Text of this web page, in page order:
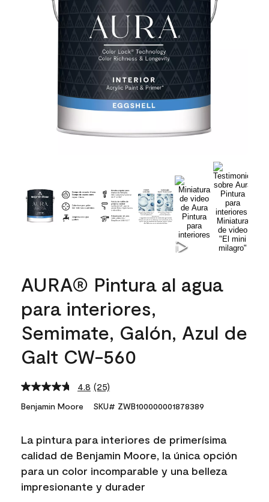
AURA® Pintura al agua
para interiores,
Semimate, Galón, Azul de
Galt CW-560
4.8 Read
25
Reviews.
link.
(25)
Benjamin Moore SKU# ZWB100000001878389
La pintura para interiores de primerísima
calidad de Benjamin Moore, la única opción
para un color incomparable y una belleza
impresionante y durader